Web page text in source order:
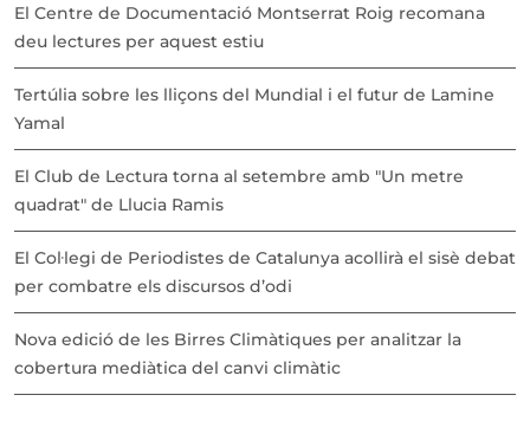
El Centre de Documentació Montserrat Roig recomana
deu lectures per aquest estiu
Tertúlia sobre les lliçons del Mundial i el futur de Lamine
Yamal
El Club de Lectura torna al setembre amb "Un metre
quadrat" de Llucia Ramis
El Col·legi de Periodistes de Catalunya acollirà el sisè debat
per combatre els discursos d’odi
Nova edició de les Birres Climàtiques per analitzar la
cobertura mediàtica del canvi climàtic